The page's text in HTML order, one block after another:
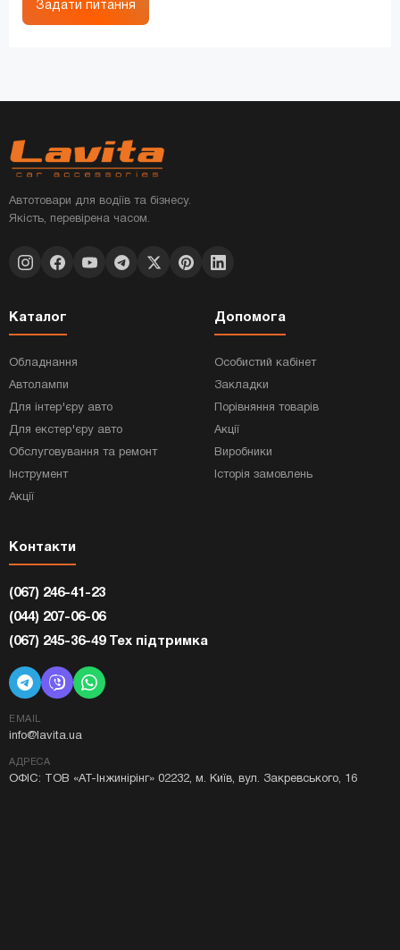
Задати питання
Автотовари для водіїв та бізнесу.
Якість, перевірена часом.
Каталог
Обладнання
Автолампи
Для інтер'єру авто
Для екстер'єру авто
Обслуговування та ремонт
Інструмент
Акції
Допомога
Особистий кабінет
Закладки
Порівняння товарів
Акції
Виробники
Історія замовлень
Контакти
(067) 246-41-23
(044) 207-06-06
(067) 245-36-49 Тех підтримка
EMAIL
info@lavita.ua
АДРЕСА
ОФІС: ТОВ «АТ-Інжинірінг» 02232, м. Київ, вул. Закревського, 16